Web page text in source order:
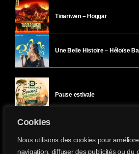
Cookies
Nous utilisons des cookies pour
navigation, diffuser des publicités ou du
Tinariwen – Hoggar
Une Belle Histoire – Héloïse
Pause estivale